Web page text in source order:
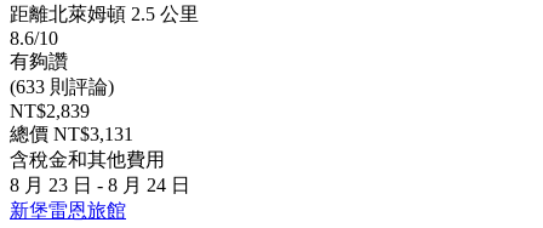
距離北萊姆頓 2.5 公里
8.6/10
有夠讚
(633 則評論)
NT$2,839
總價 NT$3,131
含稅金和其他費用
8 月 23 日 - 8 月 24 日
新堡雷恩旅館